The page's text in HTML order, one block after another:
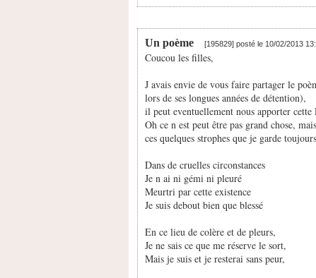
Un poème [195829] posté le 10/02/2013
Coucou les filles,
J avais envie de vous faire partager le
lors de ses longues années de détention),
il peut eventuellement nous apporter
Oh ce n est peut être pas grand chose,
ces quelques strophes que je garde
Dans de cruelles circonstances
Je n ai ni gémi ni pleuré
Meurtri par cette existence
Je suis debout bien que blessé
En ce lieu de colère et de pleurs,
Je ne sais ce que me réserve le sort,
Mais je suis et je resterai sans peur,